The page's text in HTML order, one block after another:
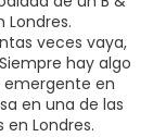
Londres.
veces vaya,
hay algo
emergente en
en una de las
Londres.